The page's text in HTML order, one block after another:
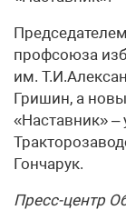
профсоюза
им.
Гришин, а
«Наставник»
Гончарук.
Пресс-центр